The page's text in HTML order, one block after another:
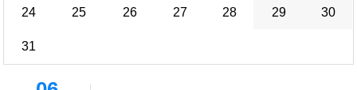
24 25 26 27 28 29 30
31